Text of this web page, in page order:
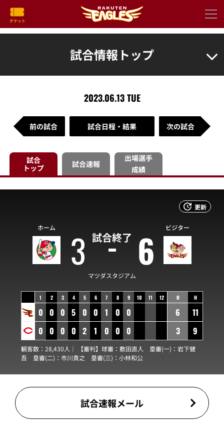
試合情報トップ
2023.06.13 TUE
前の試合 試合日程・結果 次の試合
試合
トップ
試合速報
出場選手
成績
更新
試合終了
ホーム 3 6 ビジター
マツダスタジアム
1 2 3 4 5 6 7 8 9 10 11 12
0 0 0 5 0 0 1 0 0
0 0 0 0 2 1 0 0 0
R H
6
11
3
9
観客数：28,430人｜ 【審判】球審： 敷田直人 塁審(一)： 岩下健
吾 塁審(二)： 市川貴之 塁審(三)： 小林和公
試合速報メール